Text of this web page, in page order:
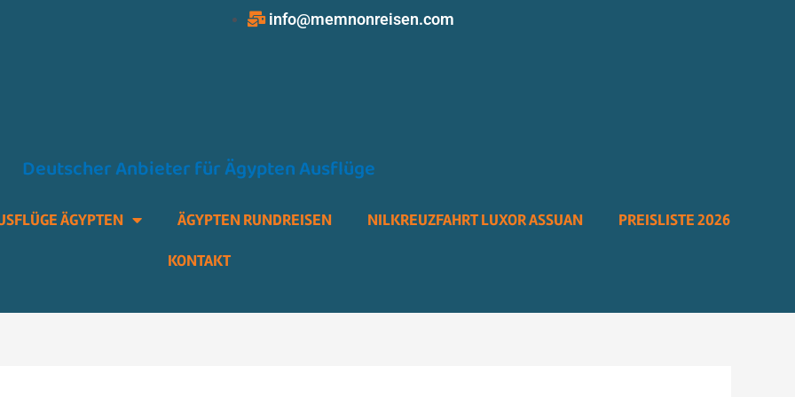
info@memnonreisen.com
Deutscher Anbieter für Ägypten Ausflüge
ÄGYPTEN ÄGYPTEN RUNDREISEN NILKREUZFAHRT LUXOR ASSUAN PREISLISTE 2026
KONTAKT